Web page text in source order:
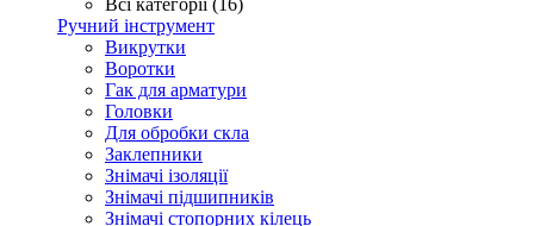
Всі категорії (16)
Ручний інструмент
Викрутки
Воротки
Гак для арматури
Головки
Для обробки скла
Заклепники
Знімачі ізоляції
Знімачі підшипників
Знімачі стопорних кілець